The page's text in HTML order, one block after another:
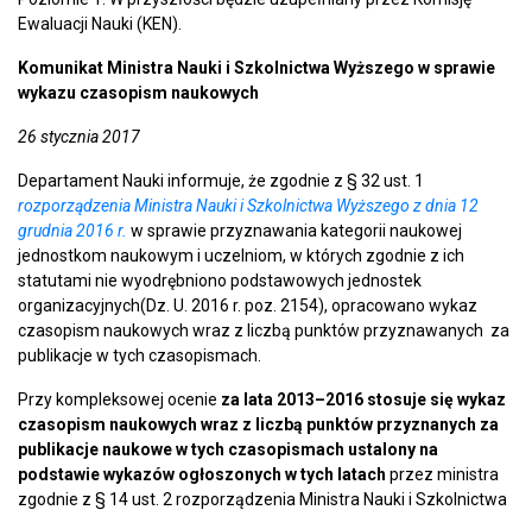
Ewaluacji Nauki (KEN).
Komunikat Ministra Nauki i Szkolnictwa Wyższego w sprawie
wykazu czasopism naukowych
26 stycznia 2017
Departament Nauki informuje, że zgodnie z § 32 ust. 1
rozporządzenia Ministra Nauki i Szkolnictwa Wyższego z dnia 12
grudnia 2016 r. w sprawie przyznawania kategorii naukowej
jednostkom naukowym i uczelniom, w których zgodnie z ich
statutami nie wyodrębniono podstawowych jednostek
organizacyjnych(Dz. U. 2016 r. poz. 2154), opracowano wykaz
czasopism naukowych wraz z liczbą punktów przyznawanych za
publikacje w tych czasopismach.
Przy kompleksowej ocenie za lata 2013–2016 stosuje się wykaz
czasopism naukowych wraz z liczbą punktów przyznanych za
publikacje naukowe w tych czasopismach ustalony na
podstawie wykazów ogłoszonych w tych latach przez ministra
zgodnie z § 14 ust. 2 rozporządzenia Ministra Nauki i Szkolnictwa